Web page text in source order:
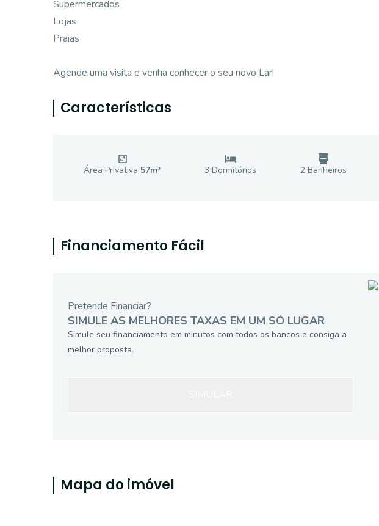
Supermercados
Lojas
Praias
Agende uma visita e venha conhecer o seu novo Lar!
Características
Área Privativa 57m² 3 Dormitórios 2Banheiros
Financiamento Fácil
Pretende Financiar?
SIMULE AS MELHORES TAXAS EM UM SÓ LUGAR
Simule seu financiamento em minutos com todos os bancos e consiga a
melhor proposta.
Mapa do imóvel